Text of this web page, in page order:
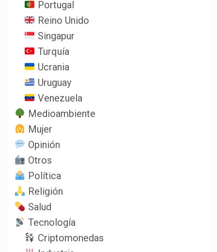
Portugal
Reino Unido
Singapur
Turquía
Ucrania
Uruguay
Venezuela
Medioambiente
Mujer
Opinión
Otros
Política
Religión
Salud
Tecnología
Criptomonedas